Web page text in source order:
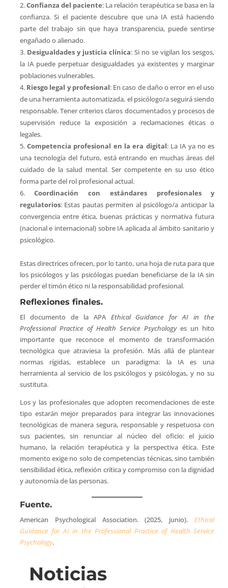
Confianza del paciente: La relación terapéutica se basa en la
confianza. Si el paciente descubre que una IA está haciendo
parte del trabajo sin que haya transparencia, puede sentirse
engañado o alienado.
Desigualdades y justicia clínica: Si no se vigilan los sesgos,
la IA puede perpetuar desigualdades ya existentes y marginar
poblaciones vulnerables.
Riesgo legal y profesional: En caso de daño o error en el uso
de una herramienta automatizada, el psicólogo/a seguirá siendo
responsable. Tener criterios claros documentados y procesos de
supervisión reduce la exposición a reclamaciones éticas o
legales.
Competencia profesional en la era digital: La IA ya no es
una tecnología del futuro, está entrando en muchas áreas del
cuidado de la salud mental. Ser competente en su uso ético
forma parte del rol profesional actual.
Coordinación con estándares profesionales y
regulatorios: Estas pautas permiten al psicólogo/a anticipar la
convergencia entre ética, buenas prácticas y normativa futura
(nacional e internacional) sobre IA aplicada al ámbito sanitario y
psicológico.
Estas directrices ofrecen, por lo tanto, una hoja de ruta para que
los psicólogos y las psicólogas puedan beneficiarse de la IA sin
perder el timón ético ni la responsabilidad profesional.
Reflexiones finales.
El documento de la APA Ethical Guidance for AI in the
Professional Practice of Health Service Psychologyes un hito
importante que reconoce el momento de transformación
tecnológica que atraviesa la profesión. Más allá de plantear
normas rígidas, establece un paradigma: la IA es una
herramienta al servicio de los psicólogos y psicólogas, y no su
sustituta.
Los y las profesionales que adopten recomendaciones de este
tipo estarán mejor preparados para integrar las innovaciones
tecnológicas de manera segura, responsable y respetuosa con
sus pacientes, sin renunciar al núcleo del oficio: el juicio
humano, la relación terapéutica y la perspectiva ética. Este
momento exige no solo de competencias técnicas, sino también
sensibilidad ética, reflexión crítica y compromiso con la dignidad
y autonomía de las personas.
Fuente.
American Psychological Association. (2025, junio).Ethical
Guidance for AI in the Professional Practice of Health Service
Psychology.
Noticias